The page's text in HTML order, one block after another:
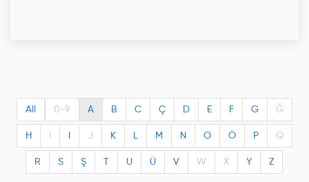
All 0-9 A B C Ç D E F G Ğ
H J K L M N O Ö P Q
R S Ş U Ü V W X Y Z